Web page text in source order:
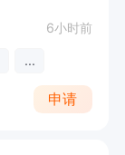
6小时前
...
申请